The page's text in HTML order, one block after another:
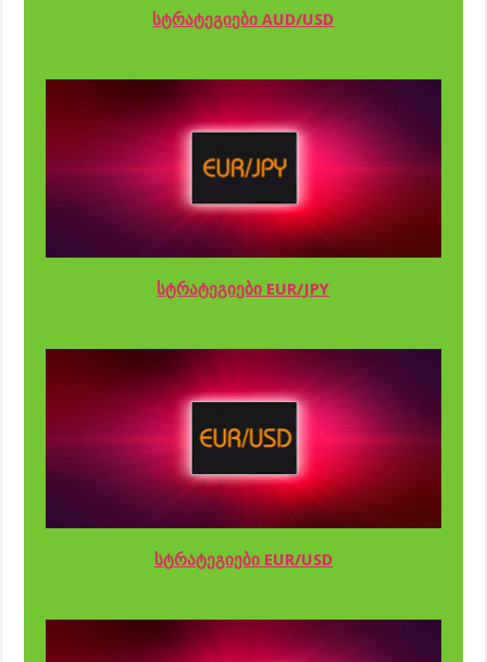
სტრატეგიები AUD/USD
სტრატეგიები EUR/JPY
სტრატეგიები EUR/USD